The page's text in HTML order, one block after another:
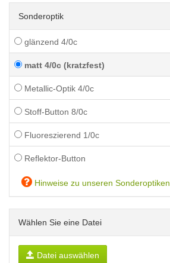
Sonderoptik
glänzend 4/0c
matt 4/0c (kratzfest)
Metallic-Optik 4/0c
Stoff-Button 8/0c
Fluoreszierend 1/0c
Reflektor-Button
Hinweise zu unseren Sonderoptiken
Wählen Sie eine Datei
Datei auswählen